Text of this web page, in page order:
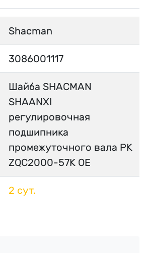
Shacman
3086001117
Шайба SHACMAN
SHAANXI
регулировочная
подшипника
промежуточного вала РК
ZQC2000-57K OE
2 сут.